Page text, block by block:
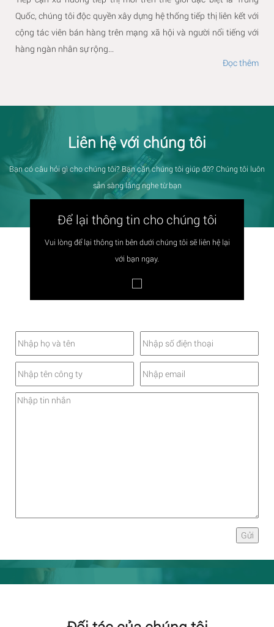
Quốc, chúng tôi độc quyền xây dựng hệ thống tiếp thị liên kết với
cộng tác viên bán hàng trên mạng xã hội và người nổi tiếng với
hàng ngàn nhân sự rộng...
Đọc thêm
Liên hệ với chúng tôi
Bạn có câu hỏi gì cho chúng tôi? Bạn cần chúng tôi giúp đỡ? Chúng tôi luôn
sẵn sàng lắng nghe từ bạn
Để lại thông tin cho chúng tôi
Vui lòng để lại thông tin bên dưới chúng tôi sẽ liên hệ lại
với bạn ngay.